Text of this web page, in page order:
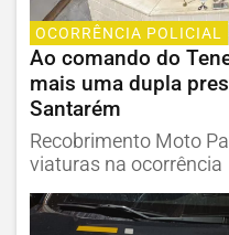
OCORRÊNCIA POLICIAL
Ao comando do
mais uma dupla
Santarém
Recobrimento Moto
viaturas na ocorrência